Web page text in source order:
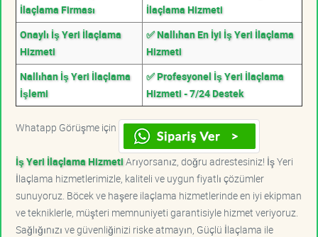
İlaçlama Firması
İlaçlama Hizmeti
Onaylı İş Yeri İlaçlama
Hizmeti
✅ Nallıhan En İyi İş Yeri İlaçlama
Hizmeti
Nallıhan İş Yeri İlaçlama
İşlemi
✅ Profesyonel İş Yeri İlaçlama
Hizmeti - 7/24 Destek
Whatapp Görüşme için
İş Yeri İlaçlama HizmetiArıyorsanız, doğru adrestesiniz! İş Yeri
İlaçlama hizmetlerimizle, kaliteli ve uygun fiyatlı çözümler
sunuyoruz. Böcek ve haşere ilaçlama hizmetlerinde en iyi ekipman
ve tekniklerle, müşteri memnuniyeti garantisiyle hizmet veriyoruz.
Sağlığınızı ve güvenliğinizi riske atmayın, Güçlü İlaçlama ile